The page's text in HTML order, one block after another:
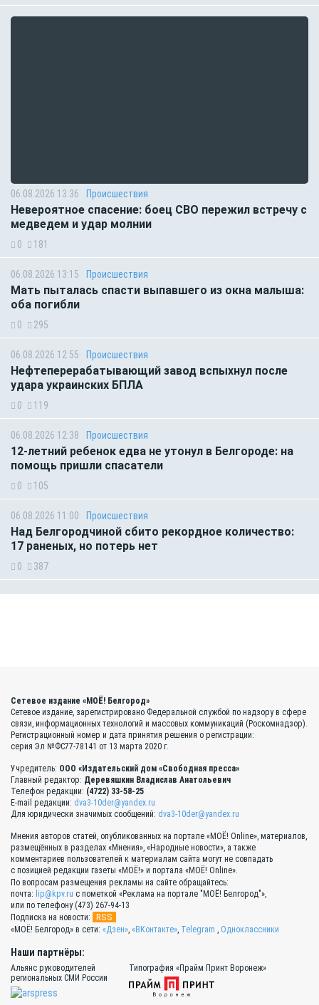
06.08.2026 13:36 Происшествия
Невероятное спасение: боец СВО пережил встречу с
медведем и удар молнии
0 181
06.08.2026 13:15 Происшествия
Мать пыталась спасти выпавшего из окна малыша:
оба погибли
0 295
06.08.2026 12:55 Происшествия
Нефтеперерабатывающий завод вспыхнул после
удара украинских БПЛА
0 119
06.08.2026 12:38 Происшествия
12-летний ребенок едва не утонул в Белгороде: на
помощь пришли спасатели
0 105
06.08.2026 11:00 Происшествия
Над Белгородчиной сбито рекордное количество:
17 раненых, но потерь нет
0 387
Сетевое издание «МОЁ! Белгород»
Сетевое издание, зарегистрировано Федеральной службой по надзору в сфере
связи, информационных технологий и массовых коммуникаций (Роскомнадзор).
Регистрационный номер и дата принятия решения о регистрации:
серия Эл №ФС77-78141 от 13 марта 2020 г.
Учредитель: ООО «Издательский дом «Свободная пресса»
Главный редактор: Деревяшкин Владислав Анатольевич
Телефон редакции: (4722) 33-58-25
E-mail редакции: dva3-10der@yandex.ru
Для юридически значимых сообщений: dva3-10der@yandex.ru
Мнения авторов статей, опубликованных на портале «МОЁ! Online», материалов,
размещённых в разделах «Мнения», «Народные новости», а также
комментариев пользователей к материалам сайта могут не совпадать
с позицией редакции газеты «МОЁ!» и портала «МОЁ! Online».
По вопросам размещения рекламы на сайте обращайтесь:
почта: lip@kpv.ru с пометкой «Реклама на портале "МОЁ! Белгород"»,
или по телефону (473) 267-94-13
Подписка на новости:
RSS
«МОЁ! Белгород» в сети: «Дзен», «ВКонтакте», Telegram , Одноклассники
Наши партнёры:
Альянс руководителей
региональных СМИ России
Типография «Прайм Принт Воронеж»